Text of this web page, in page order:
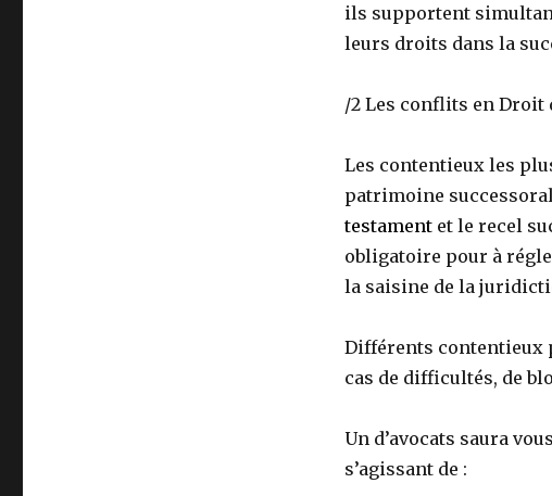
ils supportent
leurs droits dans la
/2 Les conflits en Droit
Les contentieux les
patrimoine
testamentet le recel
obligatoire pour à
la saisine de la
Différents contentieux
cas de difficultés, de
Un d’avocats saura
s’agissant de :